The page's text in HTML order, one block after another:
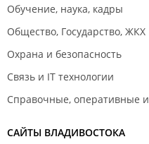
Обучение, наука, кадры
Общество, Государство, ЖКХ
Охрана и безопасность
Связь и IT технологии
Справочные, оперативные
САЙТЫ ВЛАДИВОСТОКА